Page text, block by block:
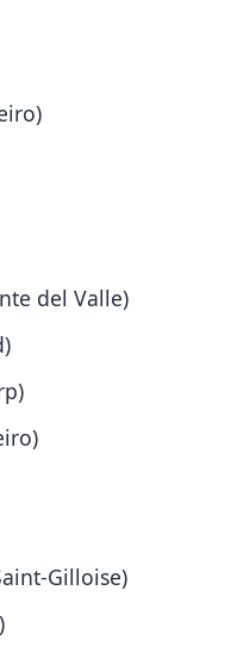
del Valle)
Gilloise)